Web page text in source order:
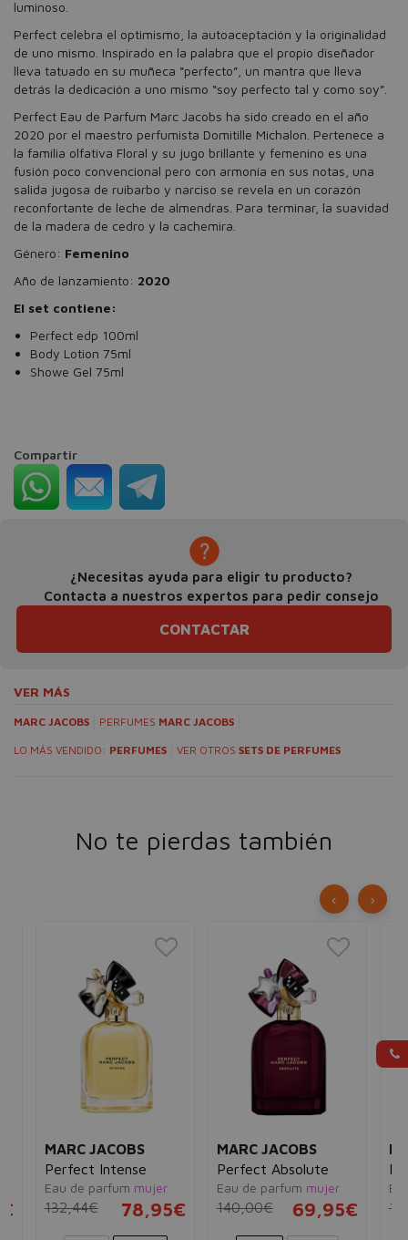
luminoso.
Perfect celebra el optimismo, la autoaceptación y la originalidad
de uno mismo. Inspirado en la palabra que el propio diseñador
lleva tatuado en su muñeca “perfecto”, un mantra que lleva
detrás la dedicación a uno mismo “soy perfecto tal y como soy”.
Perfect Eau de Parfum Marc Jacobs ha sido creado en el año
2020 por el maestro perfumista Domitille Michalon. Pertenece a
la familia olfativa Floral y su jugo brillante y femenino es una
fusión poco convencional pero con armonía en sus notas, una
salida jugosa de ruibarbo y narciso se revela en un corazón
reconfortante de leche de almendras. Para terminar, la suavidad
de la madera de cedro y la cachemira.
Género: Femenino
Año de lanzamiento: 2020
El set contiene:
Perfect edp 100ml
Body Lotion 75ml
Showe Gel 75ml
Compartir
¿Necesitas ayuda para eligir tu producto?
Contacta a nuestros expertos para pedir consejo
CONTACTAR
VER MÁS
MARC JACOBS PERFUMES MARC JACOBS
LO MÁS VENDIDO: PERFUMES VER OTROS SETS DE PERFUMES
No te pierdas también
MARC JACOBS
Perfect Intense
Eau de parfum mujer
132,44€ 78,95€
MARC JACOBS
Perfect Absolute
Eau de parfum mujer
140,00€ 69,95€
‹ ›